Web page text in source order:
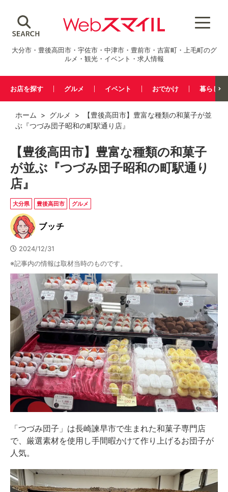
大分市・豊後高田市・宇佐市・中津市・豊前市・吉富町・上毛町のグ
ルメ・観光・イベント・求人情報
お店を探す グルメ イベント おでかけ 暮らし
ホーム > グルメ
> 【豊後高田市】豊富な種類の和菓子が並
ぶ『つづみ団子昭和の町駅通り店』
【豊後高田市】豊富な種類の和菓子
が並ぶ『つづみ団子昭和の町駅通り
店』
大分県 豊後高田市 グルメ
ブッチ
2024/12/31
※記事内の情報は取材当時のものです。
「つづみ団子」は長崎諫早市で生まれた和菓子専門店
で、厳選素材を使用し手間暇かけて作り上げるお団子が
人気。